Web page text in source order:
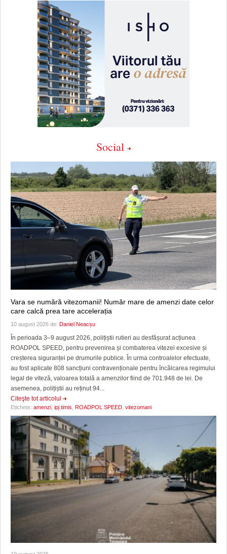
Social
Vara se numără vitezomanii! Număr mare de amenzi date celor
care calcă prea tare accelerația
10 august 2026 de: Daniel Neacșu
În perioada 3–9 august 2026, polițiștii rutieri au desfășurat acțiunea
ROADPOL SPEED, pentru prevenirea și combaterea vitezei excesive și
creșterea siguranței pe drumurile publice. În urma controalelor efectuate,
au fost aplicate 808 sancțiuni contravenționale pentru încălcarea regimului
legal de viteză, valoarea totală a amenzilor fiind de 701.948 de lei. De
asemenea, polițiștii au reținut 94...
Citeşte tot articolul
Etichete: amenzi ipj timis ROADPOL SPEED vitezomani